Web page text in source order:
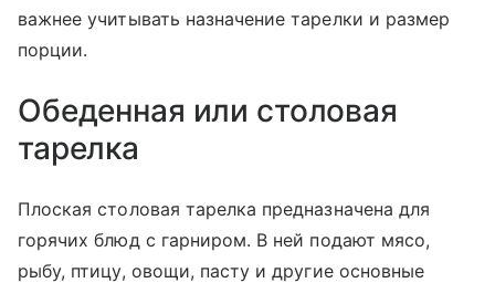
важнее учитывать назначение тарелки и размер
порции.
Обеденная или столовая
тарелка
Плоская столовая тарелка предназначена для
горячих блюд с гарниром. В ней подают мясо,
рыбу, птицу, овощи, пасту и другие основные